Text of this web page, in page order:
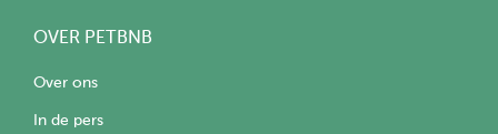
OVER PETBNB
Over ons
In de pers